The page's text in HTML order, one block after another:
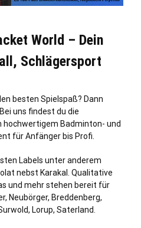
World – Dein
Schlägersport
besten Spielspaß? Dann
uns findest du die
Badminton- und
für Anfänger bis Profi.
Labels unter anderem
nebst Karakal. Qualitative
und mehr stehen bereit für
Neubörger, Breddenberg,
Lorup, Saterland